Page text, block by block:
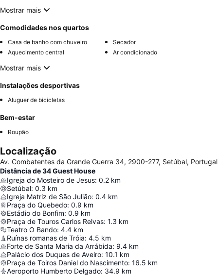
Mostrar mais
Comodidades nos quartos
Casa de banho com chuveiro
Secador
Aquecimento central
Ar condicionado
Mostrar mais
Instalações desportivas
Aluguer de bicicletas
Bem-estar
Roupão
Localização
Av. Combatentes da Grande Guerra 34, 2900-277, Setúbal, Portugal
Distância de 34 Guest House
Igreja do Mosteiro de Jesus: 0.2 km
Setúbal: 0.3 km
Igreja Matriz de São Julião: 0.4 km
Praça do Quebedo: 0.9 km
Estádio do Bonfim: 0.9 km
Praça de Touros Carlos Relvas: 1.3 km
Teatro O Bando: 4.4 km
Ruínas romanas de Tróia: 4.5 km
Forte de Santa Maria da Arrábida: 9.4 km
Palácio dos Duques de Aveiro: 10.1 km
Praça de Toiros Daniel do Nascimento: 16.5 km
Aeroporto Humberto Delgado: 34.9 km